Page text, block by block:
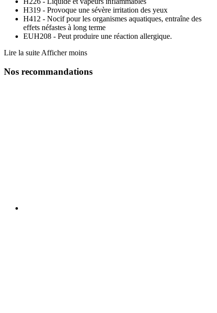
H319 - Provoque une sévère irritation des yeux
H412 - Nocif pour les organismes aquatiques, entraîne des
effets néfastes à long terme
EUH208 - Peut produire une réaction allergique.
Lire la suite Afficher moins
Nos recommandations